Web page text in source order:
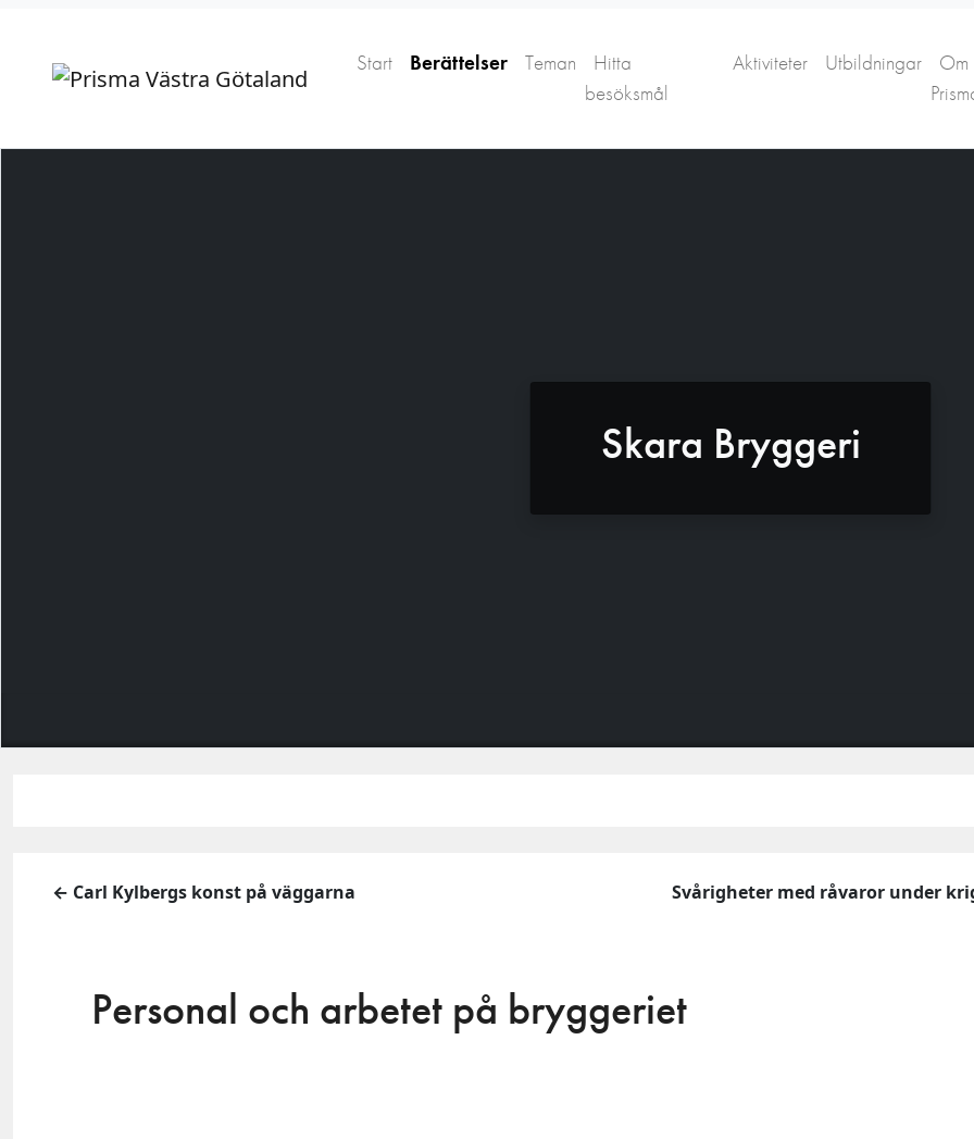
Start Berättelser Teman
Hitta
besöksmål
Aktiviteter Utbildningar
Om
Skara Bryggeri
← Carl Kylbergs konst på väggarna Svårigheter med råvaror under
Personal och arbetet på bryggeriet